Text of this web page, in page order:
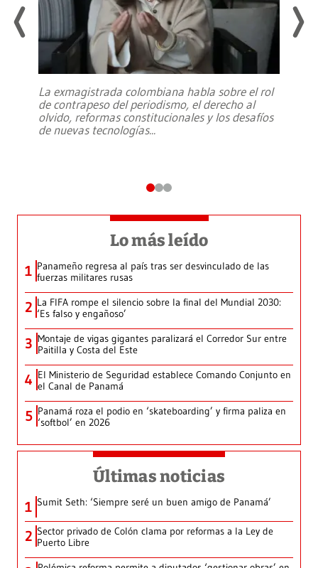
La exmagistrada colombiana habla sobre el rol
de contrapeso del periodismo, el derecho al
olvido, reformas constitucionales y los desafíos
de nuevas tecnologías...
Lo más leído
1 Panameño regresa al país tras ser desvinculado de las
fuerzas militares rusas
2 La FIFA rompe el silencio sobre la final del Mundial 2030:
‘Es falso y engañoso’
3 Montaje de vigas gigantes paralizará el Corredor Sur entre
Paitilla y Costa del Este
4 El Ministerio de Seguridad establece Comando Conjunto en
el Canal de Panamá
5 Panamá roza el podio en ‘skateboarding’ y firma paliza en
‘softbol’ en 2026
Últimas noticias
1 Sumit Seth: ‘Siempre seré un buen amigo de Panamá’
2 Sector privado de Colón clama por reformas a la Ley de
Puerto Libre